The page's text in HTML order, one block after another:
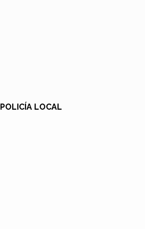
POLICÍA LOCAL